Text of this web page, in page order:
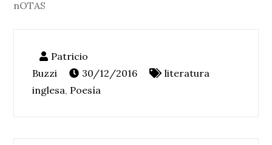
nOTAS
30/12/2016
literatura
inglesa, Poesía